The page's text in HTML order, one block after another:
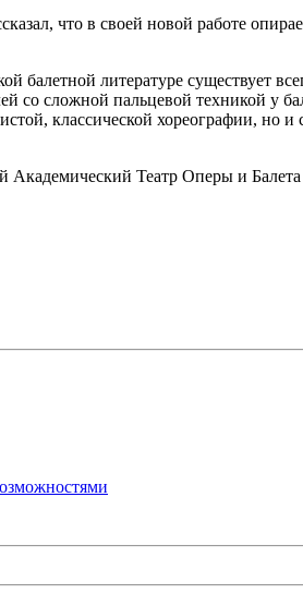
что в своей новой работе
балетной литературе существует
со сложной пальцевой техникой у
классической хореографии,
Академический Театр Оперы и Балета